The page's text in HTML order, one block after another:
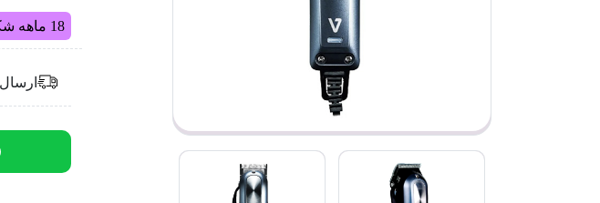
18 ماهه شکوفا الکتریک سرویس
ارسال طی 1